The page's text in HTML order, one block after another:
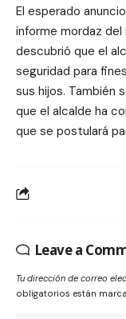
El esperado
informe mordaz
descubrió que el
seguridad para
sus hijos. También
que el alcalde ha
que se postulará
Leave a
Tu dirección de correo
obligatorios están